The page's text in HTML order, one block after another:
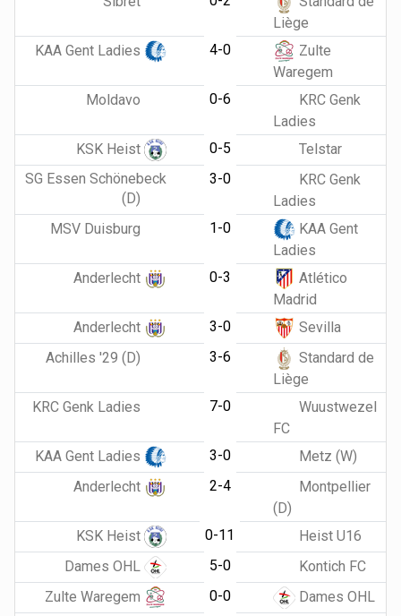
Liège
KAA Gent Ladies
4-0
Zulte
Waregem
Moldavo
0-6
KRC Genk
Ladies
KSK Heist
0-5
Telstar
SG Essen Schönebeck
(D)
3-0
KRC Genk
Ladies
MSV Duisburg
1-0
KAA Gent
Ladies
Anderlecht
0-3
Atlético
Madrid
Anderlecht
3-0
Sevilla
Achilles '29 (D)
3-6
Standard de
Liège
KRC Genk Ladies
7-0
Wuustwezel
FC
KAA Gent Ladies
3-0
Metz (W)
Anderlecht
2-4
Montpellier
(D)
KSK Heist
0-11
Heist U16
Dames OHL
5-0
Kontich FC
Zulte Waregem
0-0
Dames OHL